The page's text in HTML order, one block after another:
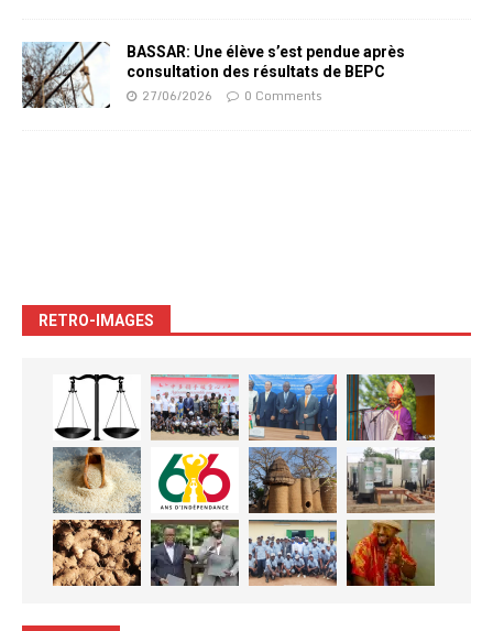
BASSAR: Une élève s’est pendue après
consultation des résultats de BEPC
27/06/2026 0 Comments
RETRO-IMAGES